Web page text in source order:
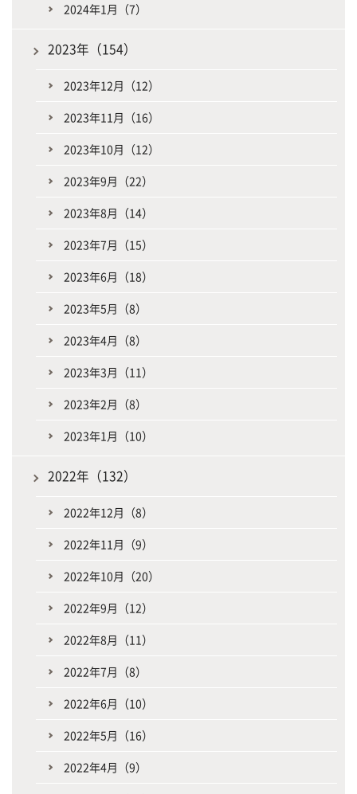
2024年1月（7）
2023年（154）
2023年12月（12）
2023年11月（16）
2023年10月（12）
2023年9月（22）
2023年8月（14）
2023年7月（15）
2023年6月（18）
2023年5月（8）
2023年4月（8）
2023年3月（11）
2023年2月（8）
2023年1月（10）
2022年（132）
2022年12月（8）
2022年11月（9）
2022年10月（20）
2022年9月（12）
2022年8月（11）
2022年7月（8）
2022年6月（10）
2022年5月（16）
2022年4月（9）